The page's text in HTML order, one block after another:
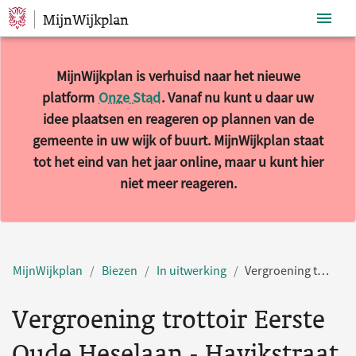
Sla navigatie over
MijnWijkplan
MijnWijkplan is verhuisd naar het nieuwe
platform Onze Stad. Vanaf nu kunt u daar uw
idee plaatsen en reageren op plannen van de
gemeente in uw wijk of buurt. MijnWijkplan staat
tot het eind van het jaar online, maar u kunt hier
niet meer reageren.
MijnWijkplan Biezen In uitwerking Vergroening trottoir Eerste Oude Heselaan - Havikstraat
Vergroening trottoir Eerste